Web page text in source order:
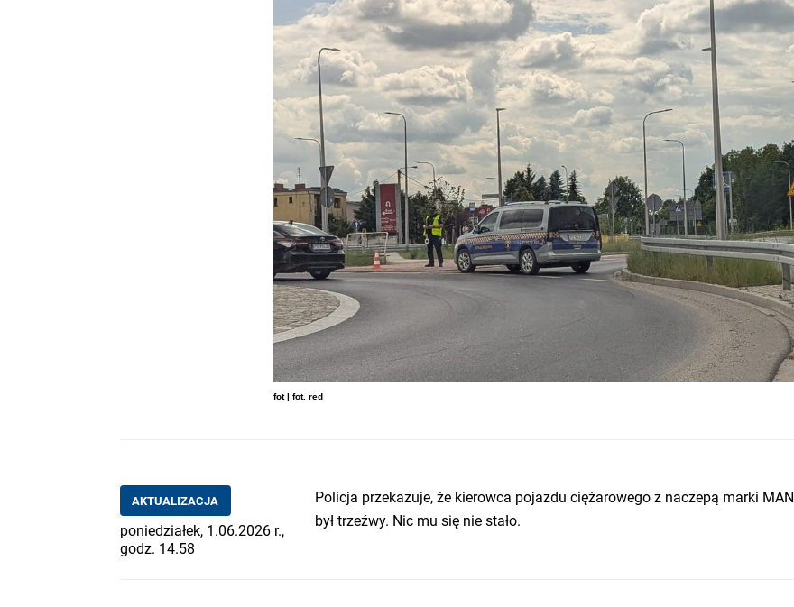
fot | fot. red
AKTUALIZACJA
poniedziałek, 1.06.2026 r.,
godz. 14.58
Policja przekazuje, że kierowca pojazdu ciężarowego z naczepą marki MAN
był trzeźwy. Nic mu się nie stało.